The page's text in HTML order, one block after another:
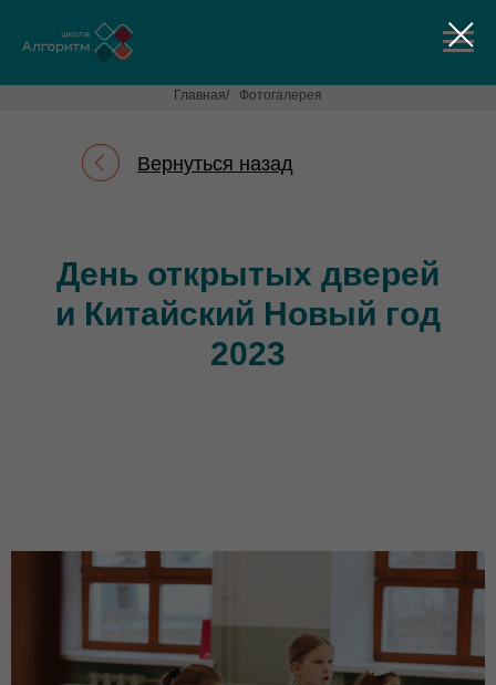
Главная/ Фотогалерея
Вернуться назад
День открытых дверей
и Китайский Новый год
2023